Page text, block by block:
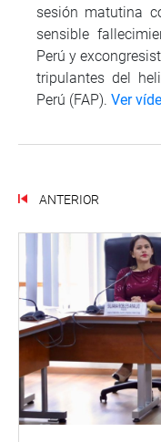
sesión matutina
sensible
Perú y
tripulantes del
Perú (FAP). Ver
ANTERIOR